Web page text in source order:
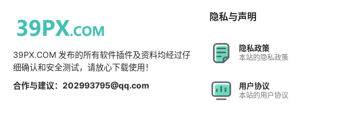
39PX.COM 发布的所有软件插件及资料均经过仔
细确认和安全测试，请放心下载使用！
合作与建议：202993795@qq.com
隐私与声明
隐私政策
本站的隐私政策
用户协议
本站的用户协议